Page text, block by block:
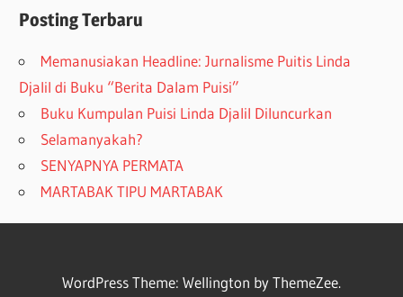
Posting Terbaru
Memanusiakan Headline: Jurnalisme Puitis Linda
Djalil di Buku “Berita Dalam Puisi”
Buku Kumpulan Puisi Linda Djalil Diluncurkan
Selamanyakah?
SENYAPNYA PERMATA
MARTABAK TIPU MARTABAK
WordPress Theme: Wellington by ThemeZee.